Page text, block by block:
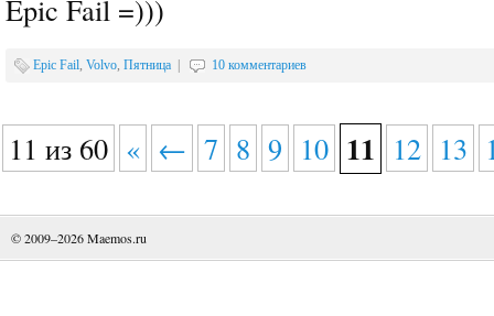
Epic Fail =)))
Epic Fail, Volvo, Пятница 10 комментариев
11 из 60 « ← 7 8 9 10 11 12 13
© 2009–2026Maemos.ru